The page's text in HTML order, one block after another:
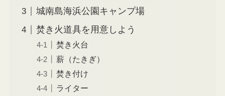
城南島海浜公園キャンプ場
焚き火道具を用意しよう
焚き火台
薪（たきぎ）
焚き付け
ライター